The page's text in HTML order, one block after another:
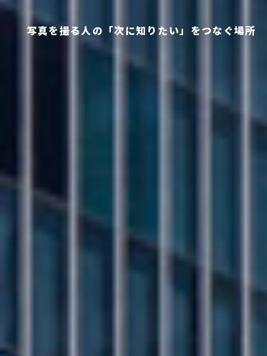
写真を撮る人の「次に知りたい」をつなぐ場所